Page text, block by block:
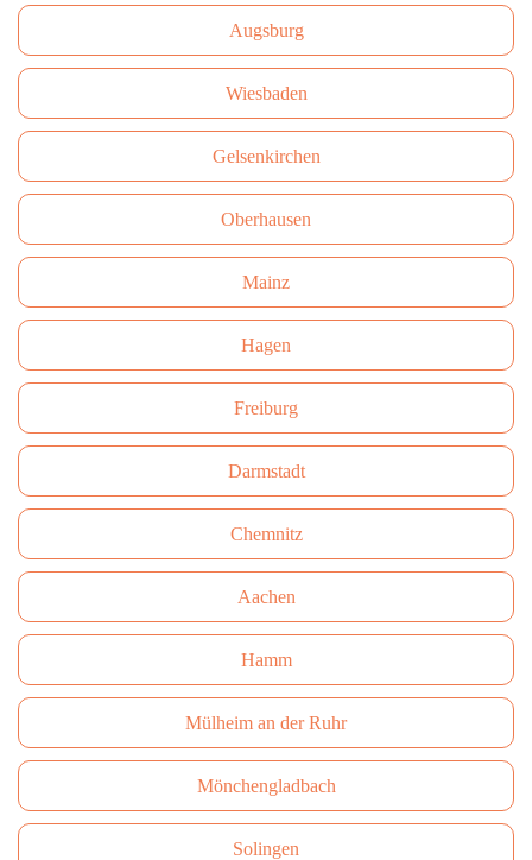
Augsburg
Wiesbaden
Gelsenkirchen
Oberhausen
Mainz
Hagen
Freiburg
Darmstadt
Сhemnitz
Aachen
Hamm
Mülheim an der Ruhr
Mönchengladbach
Solingen